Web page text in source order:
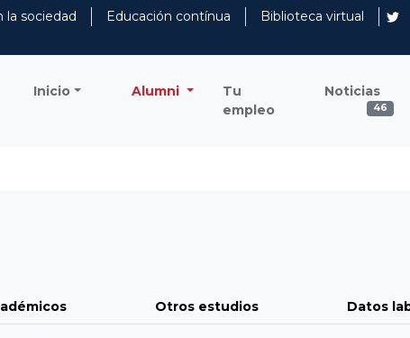
la sociedad Educación contínua
Biblioteca virtual
Inicio Alumni
Tu
empleo
Noticias
46
Otros estudios Datos